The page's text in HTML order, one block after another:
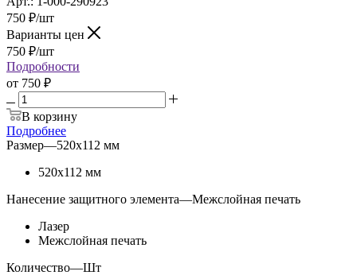
750 ₽/шт
Варианты цен
750 ₽/шт
Подробности
от 750 ₽
В корзину
Подробнее
Размер—520х112 мм
520х112 мм
Нанесение защитного элемента—Межслойная печать
Лазер
Межслойная печать
Количество—Шт